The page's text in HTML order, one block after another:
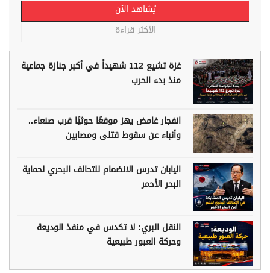
يُشاهد الآن
الأكثر قراءة
غزة تشيع 112 شهيداً في أكبر جنازة جماعية
منذ بدء الحرب
انفجار غامض يهز موقعًا حوثيًا قرب صنعاء..
وأنباء عن سقوط قتلى ومصابين
اليابان تدرس الانضمام للتحالف البحري لحماية
البحر الأحمر
النقل البري: لا تكدس في منفذ الوديعة
وحركة العبور طبيعية